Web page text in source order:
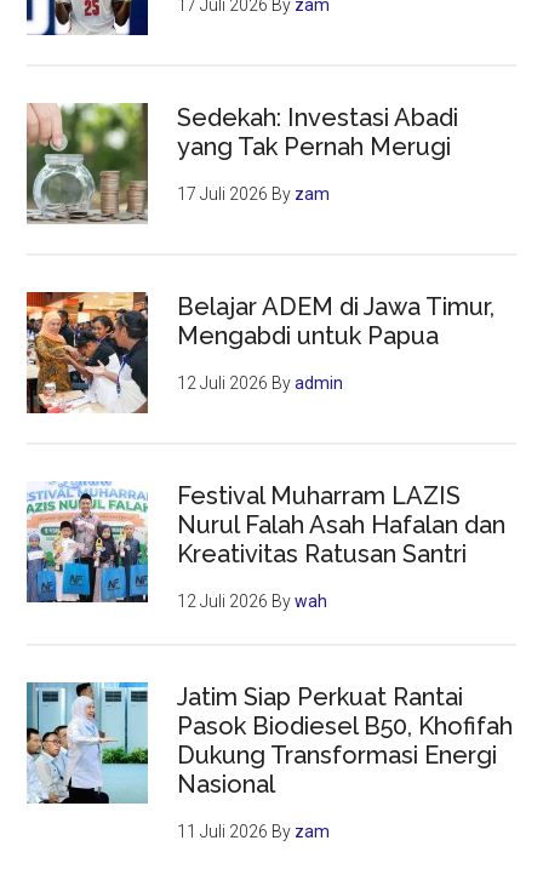
17 Juli 2026 By zam
Sedekah: Investasi Abadi
yang Tak Pernah Merugi
17 Juli 2026 By zam
Belajar ADEM di Jawa Timur,
Mengabdi untuk Papua
12 Juli 2026 Byadmin
Festival Muharram LAZIS
Nurul Falah Asah Hafalan dan
Kreativitas Ratusan Santri
12 Juli 2026 Bywah
Jatim Siap Perkuat Rantai
Pasok Biodiesel B50, Khofifah
Dukung Transformasi Energi
Nasional
11 Juli 2026 By zam